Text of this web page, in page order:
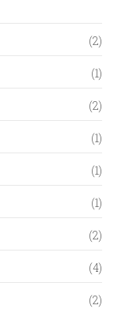
(2)
(1)
(2)
(1)
(1)
(1)
(2)
(4)
(2)